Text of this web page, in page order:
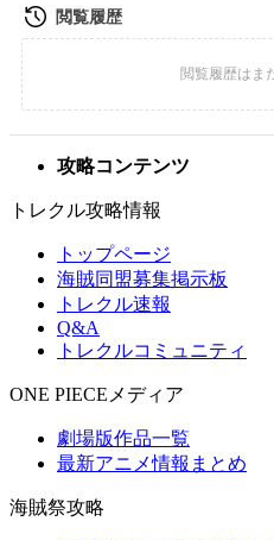
攻略コンテンツ
トレクル攻略情報
トップページ
海賊同盟募集掲示板
トレクル速報
Q&A
トレクルコミュニティ
ONE PIECEメディア
劇場版作品一覧
最新アニメ情報まとめ
海賊祭攻略